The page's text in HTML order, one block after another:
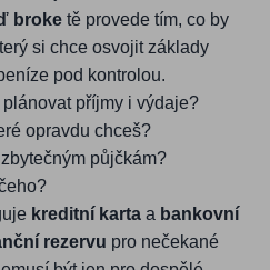
broke tě provede tím, co by
si chce osvojit základy
pod kontrolou.
příjmy i výdaje?
opravdu chceš?
půjčkám?
kreditní karta a bankovní
rezervu pro nečekané